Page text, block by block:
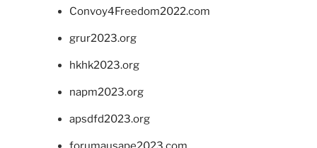
Convoy4Freedom2022.com
grur2023.org
hkhk2023.org
napm2023.org
apsdfd2023.org